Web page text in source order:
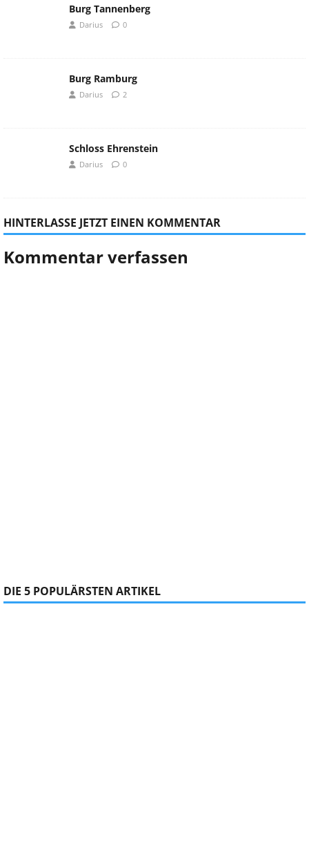
Burg Tannenberg
Darius 0
Burg Ramburg
Darius 2
Schloss Ehrenstein
Darius 0
HINTERLASSE JETZT EINEN KOMMENTAR
Kommentar verfassen
DIE 5 POPULÄRSTEN ARTIKEL